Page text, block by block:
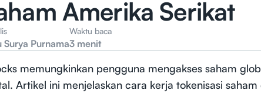
Amerika Serikat
Surya Purnama
Waktu baca
3 menit
memungkinkan pengguna mengakses saham
Artikel ini menjelaskan cara kerja tokenisasi